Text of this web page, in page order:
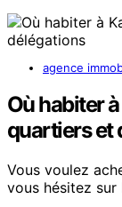
agence
Où habiter
quartiers et
Vous voulez
vous hésitez